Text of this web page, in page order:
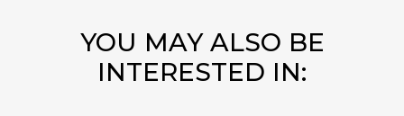
YOU MAY ALSO BE
INTERESTED IN: